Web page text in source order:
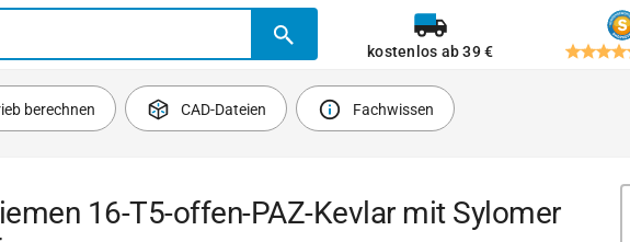
kostenlos ab 39 €
berechnen CAD-Dateien Fachwissen
16-T5-offen-PAZ-Kevlar mit Sylomer